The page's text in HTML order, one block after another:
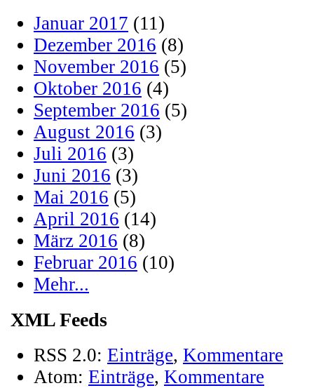
Januar 2017 (11)
Dezember 2016 (8)
November 2016 (5)
Oktober 2016 (4)
September 2016 (5)
August 2016 (3)
Juli 2016 (3)
Juni 2016 (3)
Mai 2016 (5)
April 2016 (14)
März 2016 (8)
Februar 2016 (10)
Mehr...
XML Feeds
RSS 2.0: Einträge, Kommentare
Atom: Einträge, Kommentare